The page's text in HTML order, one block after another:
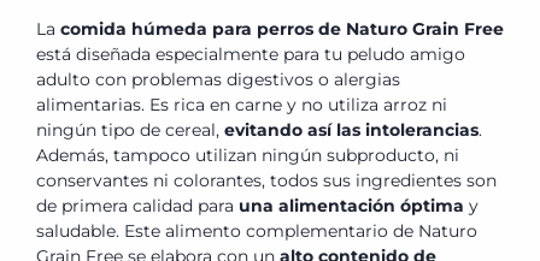
La comida húmeda para perros de Naturo Grain Free
está diseñada especialmente para tu peludo amigo
adulto con problemas digestivos o alergias
alimentarias. Es rica en carne y no utiliza arroz ni
ningún tipo de cereal, evitando así las intolerancias.
Además, tampoco utilizan ningún subproducto, ni
conservantes ni colorantes, todos sus ingredientes son
de primera calidad para una alimentación óptima y
saludable. Este alimento complementario de Naturo
Grain Free se elabora con un alto contenido de